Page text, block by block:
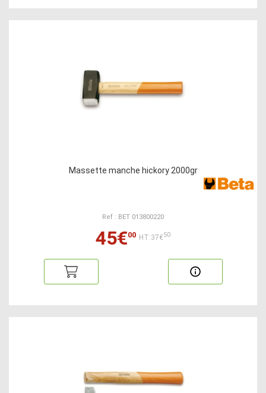
Massette manche hickory 2000gr
Ref : BET 013800220
45€00 HT:37€50